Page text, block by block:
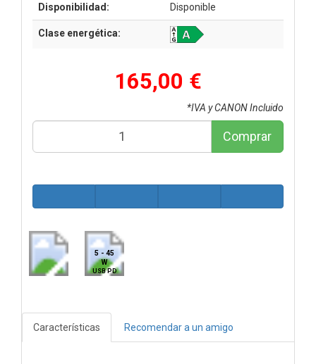
Disponibilidad: Disponible
Clase energética:
165,00 €
*IVA y CANON Incluido
Comprar
5 - 45
W
USB PD
Características Recomendar a un amigo